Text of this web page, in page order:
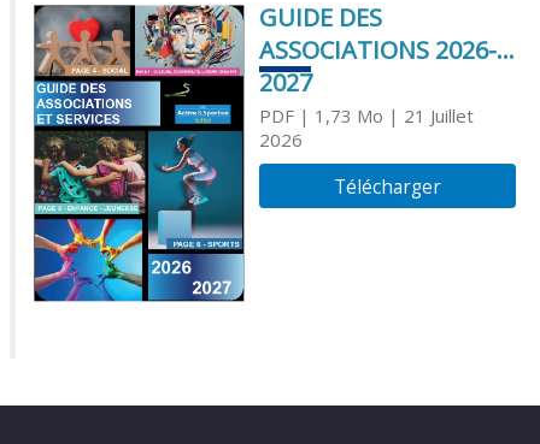
GUIDE DES
ASSOCIATIONS 2026-
2027
PDF| 1,73 Mo | 21 Juillet
2026
Télécharger